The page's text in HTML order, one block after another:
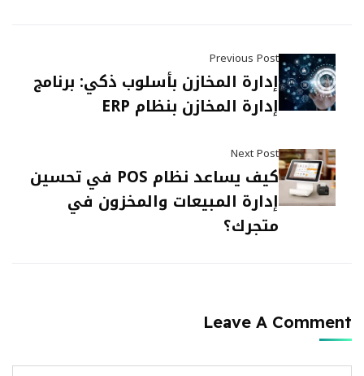
Previous Post
إدارة المخازن بأسلوب ذكي: برنامج
إدارة المخازن بنظام ERP
Next Post
كيف يساعد نظام POS في تحسين
إدارة المبيعات والمخزون في
متجرك؟
Leave A Comment